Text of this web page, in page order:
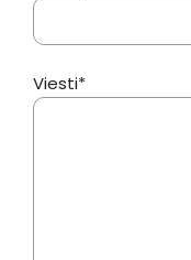
Viesti*